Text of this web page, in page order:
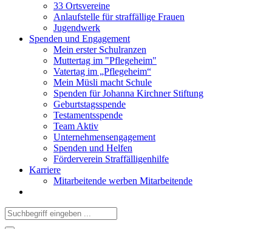
33 Ortsvereine
Anlaufstelle für straffällige Frauen
Jugendwerk
Spenden und Engagement
Mein erster Schulranzen
Muttertag im "Pflegeheim"
Vatertag im „Pflegeheim“
Mein Müsli macht Schule
Spenden für Johanna Kirchner Stiftung
Geburtstagsspende
Testamentsspende
Team Aktiv
Unternehmensengagement
Spenden und Helfen
Förderverein Straffälligenhilfe
Karriere
Mitarbeitende werben Mitarbeitende